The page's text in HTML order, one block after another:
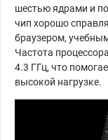
шестью ядрами и
чип хорошо
браузером,
Частота
4.3 ГГц, что
высокой нагрузке.